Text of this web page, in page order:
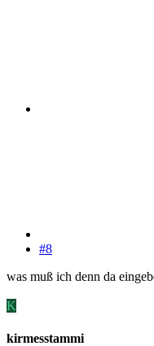
#8
was muß ich denn da
K
kirmesstammi